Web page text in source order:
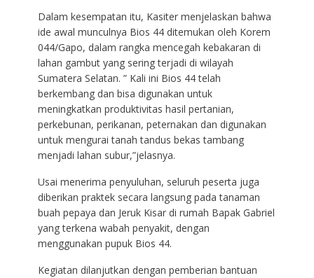
Dalam kesempatan itu, Kasiter menjelaskan bahwa
ide awal munculnya Bios 44 ditemukan oleh Korem
044/Gapo, dalam rangka mencegah kebakaran di
lahan gambut yang sering terjadi di wilayah
Sumatera Selatan. ” Kali ini Bios 44 telah
berkembang dan bisa digunakan untuk
meningkatkan produktivitas hasil pertanian,
perkebunan, perikanan, peternakan dan digunakan
untuk mengurai tanah tandus bekas tambang
menjadi lahan subur,”jelasnya.
Usai menerima penyuluhan, seluruh peserta juga
diberikan praktek secara langsung pada tanaman
buah pepaya dan Jeruk Kisar di rumah Bapak Gabriel
yang terkena wabah penyakit, dengan
menggunakan pupuk Bios 44.
Kegiatan dilanjutkan dengan pemberian bantuan